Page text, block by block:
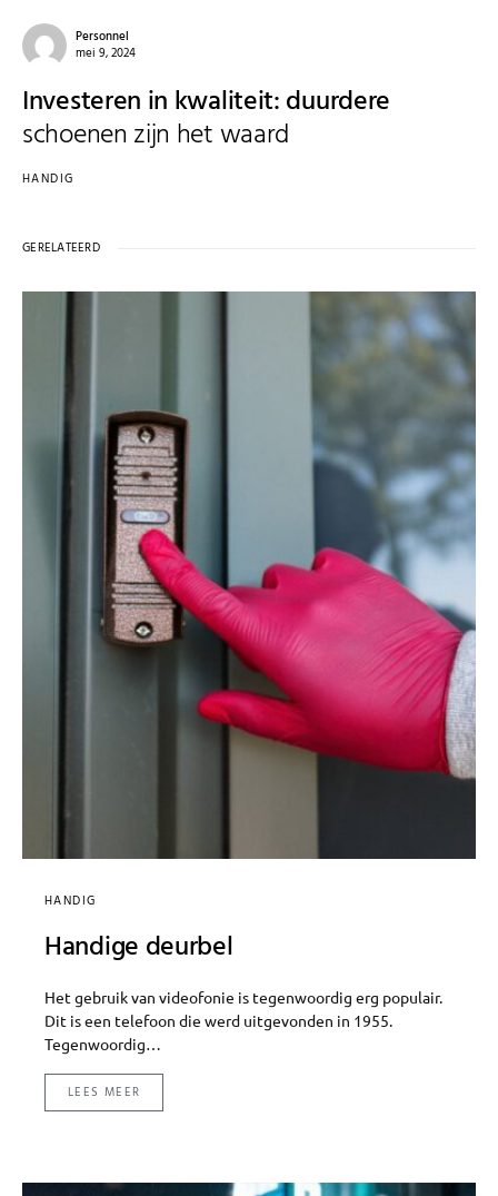
Personnel
mei 9, 2024
Investeren in kwaliteit: duurdere
schoenen zijn het waard
HANDIG
GERELATEERD
HANDIG
Handige deurbel
Het gebruik van videofonie is tegenwoordig erg populair.
Dit is een telefoon die werd uitgevonden in 1955.
Tegenwoordig…
LEES MEER